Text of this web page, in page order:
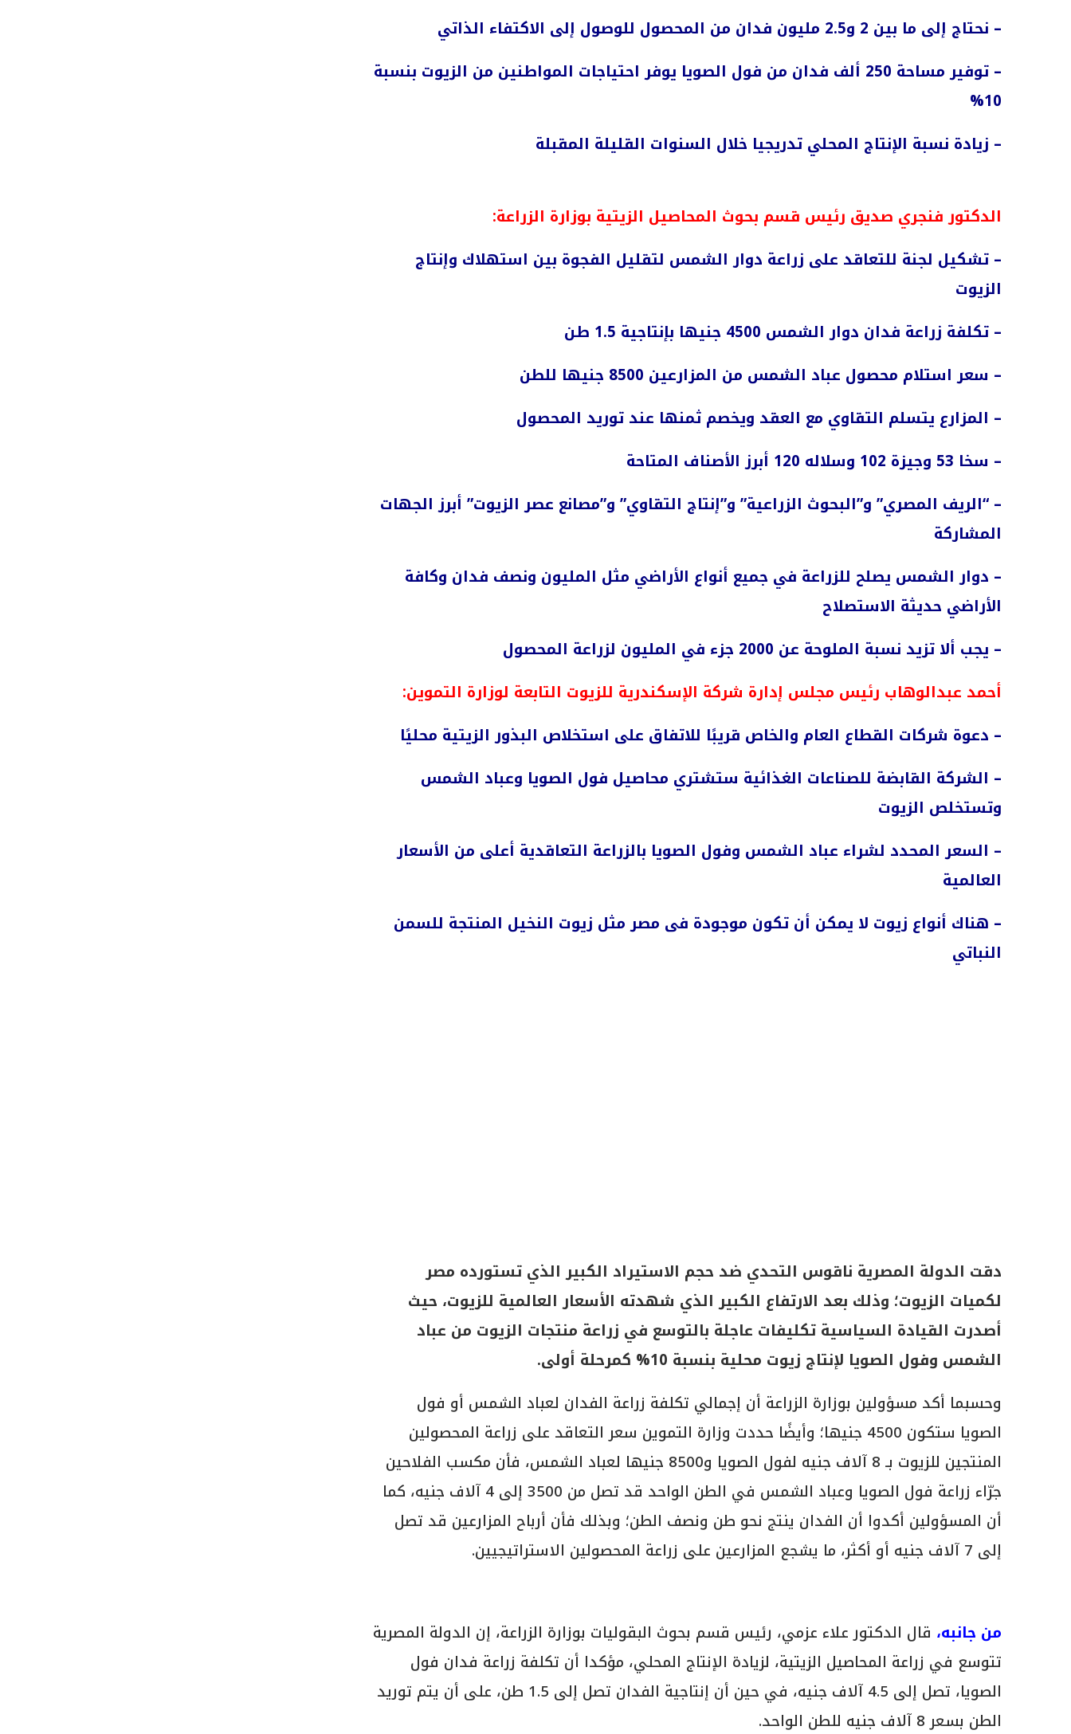
– نحتاج إلى ما بين 2 و2.5 مليون فدان من المحصول للوصول إلى الاكتفاء الذاتي
– توفير مساحة 250 ألف فدان من فول الصويا يوفر احتياجات المواطنين من الزيوت بنسبة
10
%
– زيادة نسبة الإنتاج المحلي تدريجيا خلال السنوات القليلة المقبلة
الدكتور فنجري صديق رئيس قسم بحوث المحاصيل الزيتية بوزارة الزراعة:
– تشكيل لجنة للتعاقد على زراعة دوار الشمس لتقليل الفجوة بين استهلاك وإنتاج
الزيوت
– تكلفة زراعة فدان دوار الشمس 4500 جنيها بإنتاجية 1.5 طن
– سعر استلام محصول عباد الشمس من المزارعين 8500 جنيها للطن
– المزارع يتسلم التقاوي مع العقد ويخصم ثمنها عند توريد المحصول
– سخا 53 وجيزة 102 وسلاله 120 أبرز الأصناف المتاحة
– “الريف المصري” و”البحوث الزراعية” و”إنتاج التقاوي” و”مصانع عصر الزيوت” أبرز الجهات
المشاركة
– دوار الشمس يصلح للزراعة في جميع أنواع الأراضي مثل المليون ونصف فدان وكافة
الأراضي حديثة الاستصلاح
– يجب ألا تزيد نسبة الملوحة عن 2000 جزء في المليون لزراعة المحصول
أحمد عبدالوهاب رئيس مجلس إدارة شركة الإسكندرية للزيوت التابعة لوزارة التموين:
– دعوة شركات القطاع العام والخاص قريبًا للاتفاق على استخلاص البذور الزيتية محليًا
– الشركة القابضة للصناعات الغذائية ستشتري محاصيل فول الصويا وعباد الشمس
وتستخلص الزيوت
– السعر المحدد لشراء عباد الشمس وفول الصويا بالزراعة التعاقدية أعلى من الأسعار
العالمية
– هناك أنواع زيوت لا يمكن أن تكون موجودة فى مصر مثل زيوت النخيل المنتجة للسمن
النباتي
دقت الدولة المصرية ناقوس التحدي ضد حجم الاستيراد الكبير الذي تستورده مصر
لكميات الزيوت؛ وذلك بعد الارتفاع الكبير الذي شهدته الأسعار العالمية للزيوت، حيث
أصدرت القيادة السياسية تكليفات عاجلة بالتوسع في زراعة منتجات الزيوت من عباد
الشمس وفول الصويا لإنتاج زيوت محلية بنسبة 10% كمرحلة أولى.
وحسبما أكد مسؤولين بوزارة الزراعة أن إجمالي تكلفة زراعة الفدان لعباد الشمس أو فول
الصويا ستكون 4500 جنيها؛ وأيضًا حددت وزارة التموين سعر التعاقد على زراعة المحصولين
المنتجين للزيوت بـ 8 آلاف جنيه لفول الصويا و8500 جنيها لعباد الشمس، فأن مكسب الفلاحين
جرّاء زراعة فول الصويا وعباد الشمس في الطن الواحد قد تصل من 3500 إلى 4 آلاف جنيه، كما
أن المسؤولين أكدوا أن الفدان ينتج نحو طن ونصف الطن؛ وبذلك فأن أرباح المزارعين قد تصل
إلى 7 آلاف جنيه أو أكثر، ما يشجع المزارعين على زراعة المحصولين الاستراتيجيين.
من جانبه، قال الدكتور علاء عزمي، رئيس قسم بحوث البقوليات بوزارة الزراعة، إن الدولة المصرية
تتوسع في زراعة المحاصيل الزيتية، لزيادة الإنتاج المحلي، مؤكدا أن تكلفة زراعة فدان فول
الصويا، تصل إلى 4.5 آلاف جنيه، في حين أن إنتاجية الفدان تصل إلى 1.5 طن، على أن يتم توريد
الطن بسعر 8 آلاف جنيه للطن الواحد.